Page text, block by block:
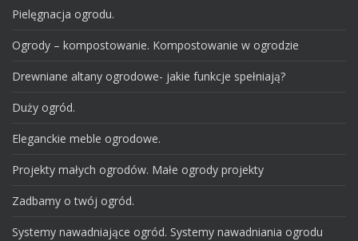
Pielęgnacja ogrodu.
Ogrody – kompostowanie. Kompostowanie w ogrodzie
Drewniane altany ogrodowe- jakie funkcje spełniają?
Duży ogród.
Eleganckie meble ogrodowe.
Projekty małych ogrodów. Małe ogrody projekty
Zadbamy o twój ogród.
Systemy nawadniające ogród. Systemy nawadniania ogrodu